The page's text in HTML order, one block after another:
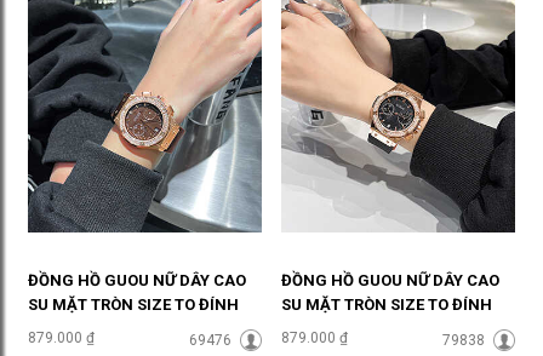
ĐỒNG HỒ GUOU NỮ DÂY CAO
SU MẶT TRÒN SIZE TO ĐÍNH
ĐÁ NÂU TÂY ĐHĐ35605
879.000 ₫ 69476
ĐỒNG HỒ GUOU NỮ DÂY CAO
SU MẶT TRÒN SIZE TO ĐÍNH
ĐÁ ĐEN SANG CHẢNH
879.000 ₫ 79838